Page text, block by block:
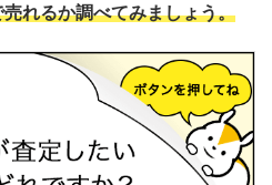
れるか調べてみましょう。